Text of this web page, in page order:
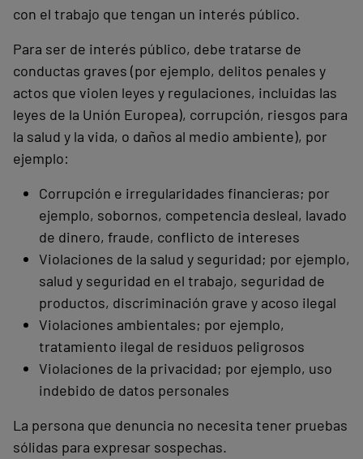
con el trabajo que tengan un interés público.
Para ser de interés público, debe tratarse de
conductas graves (por ejemplo, delitos penales y
actos que violen leyes y regulaciones, incluidas las
leyes de la Unión Europea), corrupción, riesgos para
la salud y la vida, o daños al medio ambiente), por
ejemplo:
Corrupción e irregularidades financieras; por
ejemplo, sobornos, competencia desleal, lavado
de dinero, fraude, conflicto de intereses
Violaciones de la salud y seguridad; por ejemplo,
salud y seguridad en el trabajo, seguridad de
productos, discriminación grave y acoso ilegal
Violaciones ambientales; por ejemplo,
tratamiento ilegal de residuos peligrosos
Violaciones de la privacidad; por ejemplo, uso
indebido de datos personales
La persona que denuncia no necesita tener pruebas
sólidas para expresar sospechas.